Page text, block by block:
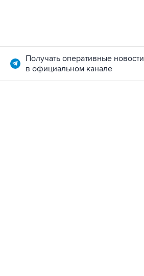
Получать оперативные новости
в официальном канале